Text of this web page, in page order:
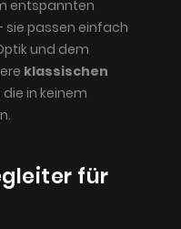
entspannten
sie passen einfach
und dem
klassischen
in keinem
für